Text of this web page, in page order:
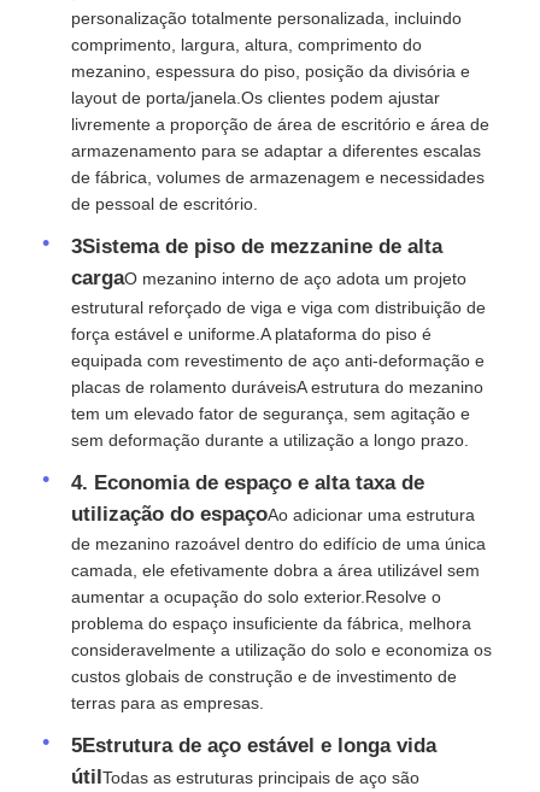
Cabanagem
Garagem de aço
personalização totalmente personalizada, incluindo
comprimento, largura, altura, comprimento do
mezanino, espessura do piso, posição da divisória e
layout de porta/janela.Os clientes podem ajustar
livremente a proporção de área de escritório e área de
armazenamento para se adaptar a diferentes escalas
de fábrica, volumes de armazenagem e necessidades
de pessoal de escritório.
3Sistema de piso de mezzanine de alta
cargaO mezanino interno de aço adota um projeto
estrutural reforçado de viga e viga com distribuição de
força estável e uniforme.A plataforma do piso é
equipada com revestimento de aço anti-deformação e
placas de rolamento duráveisA estrutura do mezanino
tem um elevado fator de segurança, sem agitação e
sem deformação durante a utilização a longo prazo.
4. Economia de espaço e alta taxa de
utilização do espaçoAo adicionar uma estrutura
de mezanino razoável dentro do edifício de uma única
camada, ele efetivamente dobra a área utilizável sem
aumentar a ocupação do solo exterior.Resolve o
problema do espaço insuficiente da fábrica, melhora
consideravelmente a utilização do solo e economiza os
custos globais de construção e de investimento de
terras para as empresas.
5Estrutura de aço estável e longa vida
útilTodas as estruturas principais de aço são